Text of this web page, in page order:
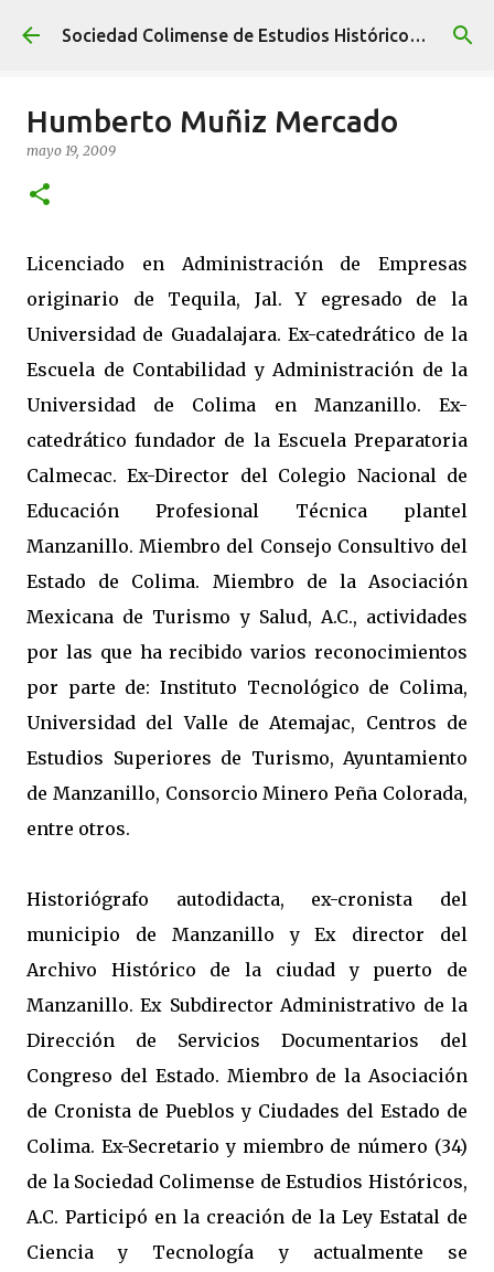
Ir al contenido principal Sociedad Colimense de Estudios Históricos A. C.
Humberto Muñiz Mercado
mayo 19, 2009
Licenciado en Administración de Empresas
originario de Tequila, Jal. Y egresado de la
Universidad de Guadalajara. Ex-catedrático de la
Escuela de Contabilidad y Administración de la
Universidad de Colima en Manzanillo. Ex-
catedrático fundador de la Escuela Preparatoria
Calmecac. Ex-Director del Colegio Nacional de
Educación Profesional Técnica plantel
Manzanillo. Miembro del Consejo Consultivo del
Estado de Colima. Miembro de la Asociación
Mexicana de Turismo y Salud, A.C., actividades
por las que ha recibido varios reconocimientos
por parte de: Instituto Tecnológico de Colima,
Universidad del Valle de Atemajac, Centros de
Estudios Superiores de Turismo, Ayuntamiento
de Manzanillo, Consorcio Minero Peña Colorada,
entre otros.
Historiógrafo autodidacta, ex-cronista del
municipio de Manzanillo y Ex director del
Archivo Histórico de la ciudad y puerto de
Manzanillo. Ex Subdirector Administrativo de la
Dirección de Servicios Documentarios del
Congreso del Estado. Miembro de la Asociación
de Cronista de Pueblos y Ciudades del Estado de
Colima. Ex-Secretario y miembro de número (34)
de la Sociedad Colimense de Estudios Históricos,
A.C. Participó en la creación de la Ley Estatal de
Ciencia y Tecnología y actualmente se